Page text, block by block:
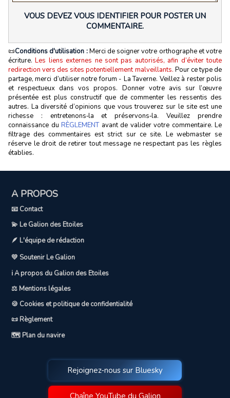
VOUS DEVEZ VOUS IDENTIFIER POUR POSTER UN
COMMENTAIRE.
📜Conditions d'utilisation :Merci de soigner votre orthographe et votre
écriture.Les liens externes ne sont pas autorisés, afin d’éviter toute
redirection vers des sites potentiellement malveillants. Pour ce type de
partage, merci d’utiliser notre forum - La Taverne. Veillez à rester polis
et respectueux dans vos propos. Donner votre avis sur l’œuvre
présentée est plus constructif que de commenter les ressentis des
autres. La diversité d’opinions que vous trouverez sur le site est une
richesse : entretenons‑la et préservons‑la. Veuillez prendre
connaissance du RÈGLEMENTavant de valider votre commentaire. Le
filtrage des commentaires est strict sur ce site. Le webmaster se
réserve le droit de retirer tout message ne respectant pas les règles
établies.
A PROPOS
📧 Contact
💫 Le Galion des Etoiles
🪶 L'équipe de rédaction
💛 Soutenir Le Galion
ℹ️ A propos du Galion des Etoiles
⚖️ Mentions légales
🍪 Cookies et politique de confidentialité
📜 Règlement
🗺️ Plan du navire
Rejoignez-nous sur Bluesky
Chaîne YouTube du Galion